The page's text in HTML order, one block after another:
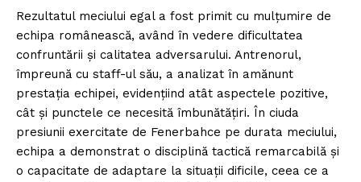
Rezultatul meciului egal a fost primit cu mulțumire de
echipa românească, având în vedere dificultatea
confruntării și calitatea adversarului. Antrenorul,
împreună cu staff-ul său, a analizat în amănunt
prestația echipei, evidențiind atât aspectele pozitive,
cât și punctele ce necesită îmbunătățiri. În ciuda
presiunii exercitate de Fenerbahce pe durata meciului,
echipa a demonstrat o disciplină tactică remarcabilă și
o capacitate de adaptare la situații dificile, ceea ce a